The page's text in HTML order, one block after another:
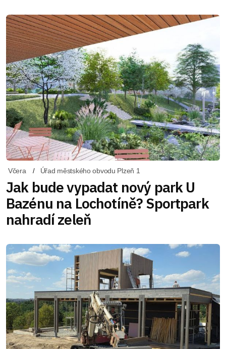
Včera Úřad městského obvodu Plzeň 1
Jak bude vypadat nový park U
Bazénu na Lochotíně? Sportpark
nahradí zeleň